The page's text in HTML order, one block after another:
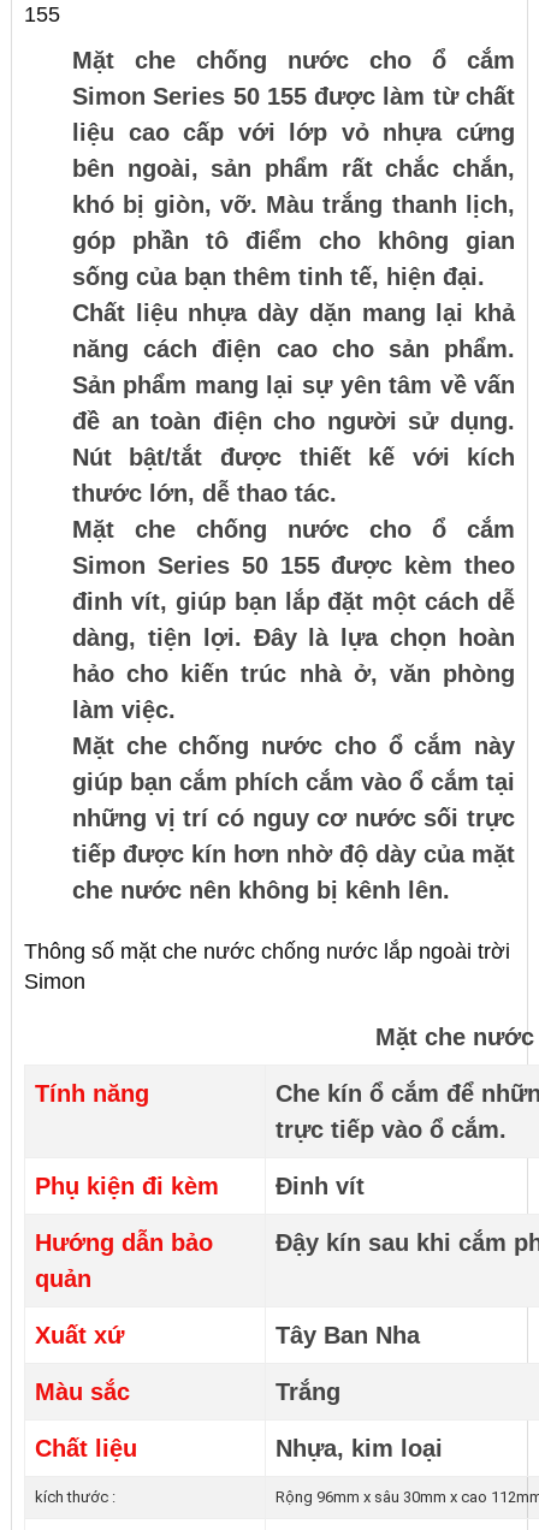
155
Mặt che chống nước cho ổ cắm
Simon Series 50 155 được làm từ chất
liệu cao cấp với lớp vỏ nhựa cứng
bên ngoài, sản phẩm rất chắc chắn,
khó bị giòn, vỡ. Màu trắng thanh lịch,
góp phần tô điểm cho không gian
sống của bạn thêm tinh tế, hiện đại.
Chất liệu nhựa dày dặn mang lại khả
năng cách điện cao cho sản phẩm.
Sản phẩm mang lại sự yên tâm về vấn
đề an toàn điện cho người sử dụng.
Nút bật/tắt được thiết kế với kích
thước lớn, dễ thao tác.
Mặt che chống nước cho ổ cắm
Simon Series 50 155 được kèm theo
đinh vít, giúp bạn lắp đặt một cách dễ
dàng, tiện lợi. Đây là lựa chọn hoàn
hảo cho kiến trúc nhà ở, văn phòng
làm việc.
Mặt che chống nước cho ổ cắm này
giúp bạn cắm phích cắm vào ổ cắm tại
những vị trí có nguy cơ nước sối trực
tiếp được kín hơn nhờ độ dày của mặt
che nước nên không bị kênh lên.
Thông số mặt che nước chống nước lắp ngoài trời
Simon
Mặt che
Tính năng
Che kín ổ cắm để
trực tiếp vào ổ cắm.
Phụ kiện đi kèm Đinh vít
Hướng dẫn bảo
quản
Đậy kín sau khi cắm
Xuất xứ Tây Ban Nha
Màu sắc Trắng
Chất liệu Nhựa, kim loại
kích thước : Rộng 96mm x sâu 30mm x cao